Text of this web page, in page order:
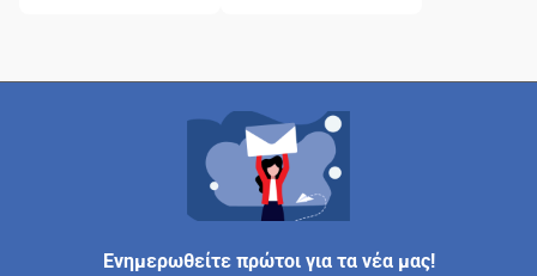
Ενημερωθείτε πρώτοι για τα νέα μας!